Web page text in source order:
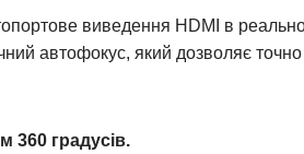
виведення HDMI в
автофокус, який дозволяє
360 градусів.